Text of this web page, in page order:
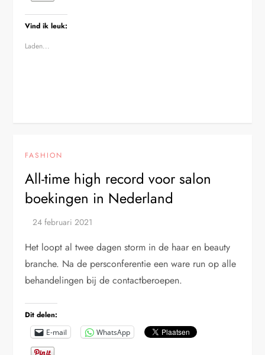
Vind ik leuk:
Laden...
FASHION
All-time high record voor salon
boekingen in Nederland
Het loopt al twee dagen storm in de haar en beauty
branche. Na de persconferentie een ware run op alle
behandelingen bij de contactberoepen.
Dit delen:
E-mail WhatsApp